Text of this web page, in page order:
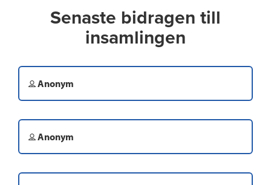
Senaste bidragen till
insamlingen
Anonym
Anonym